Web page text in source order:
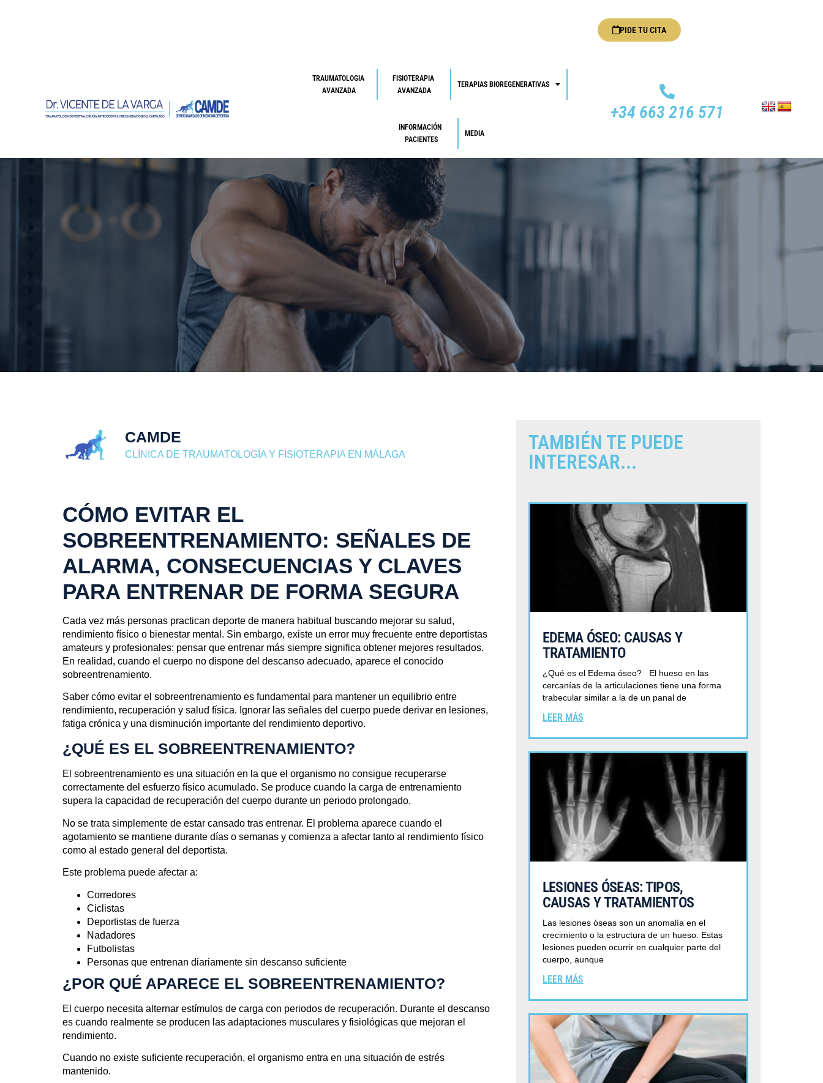
PIDE TU CITA
TRAUMATOLOGIA
AVANZADA
FISIOTERAPIA
AVANZADA
TERAPIAS BIOREGENERATIVAS
INFORMACIÓN
PACIENTES
MEDIA
+34 663 216 571
Blog
Mayo 14, 2026
CAMDE
CLÍNICA DE TRAUMATOLOGÍA Y FISIOTERAPIA EN MÁLAGA
CÓMO EVITAR EL
SOBREENTRENAMIENTO: SEÑALES DE
ALARMA, CONSECUENCIAS Y CLAVES
PARA ENTRENAR DE FORMA SEGURA
Cada vez más personas practican deporte de manera habitual buscando mejorar su salud,
rendimiento físico o bienestar mental. Sin embargo, existe un error muy frecuente entre deportistas
amateurs y profesionales: pensar que entrenar más siempre significa obtener mejores resultados.
En realidad, cuando el cuerpo no dispone del descanso adecuado, aparece el conocido
sobreentrenamiento.
Saber cómo evitar el sobreentrenamiento es fundamental para mantener un equilibrio entre
rendimiento, recuperación y salud física. Ignorar las señales del cuerpo puede derivar en lesiones,
fatiga crónica y una disminución importante del rendimiento deportivo.
¿QUÉ ES EL SOBREENTRENAMIENTO?
El sobreentrenamiento es una situación en la que el organismo no consigue recuperarse
correctamente del esfuerzo físico acumulado. Se produce cuando la carga de entrenamiento
supera la capacidad de recuperación del cuerpo durante un periodo prolongado.
No se trata simplemente de estar cansado tras entrenar. El problema aparece cuando el
agotamiento se mantiene durante días o semanas y comienza a afectar tanto al rendimiento físico
como al estado general del deportista.
Este problema puede afectar a:
Corredores
Ciclistas
Deportistas de fuerza
Nadadores
Futbolistas
Personas que entrenan diariamente sin descanso suficiente
¿POR QUÉ APARECE EL SOBREENTRENAMIENTO?
El cuerpo necesita alternar estímulos de carga con periodos de recuperación. Durante el descanso
es cuando realmente se producen las adaptaciones musculares y fisiológicas que mejoran el
rendimiento.
Cuando no existe suficiente recuperación, el organismo entra en una situación de estrés
mantenido.
TAMBIÉN TE PUEDE
INTERESAR...
EDEMA ÓSEO: CAUSAS Y
TRATAMIENTO
¿Qué es el Edema óseo? El hueso en las
cercanías de la articulaciones tiene una forma
trabecular similar a la de un panal de
LEER MÁS
LESIONES ÓSEAS: TIPOS,
CAUSAS Y TRATAMIENTOS
Las lesiones óseas son un anomalía en el
crecimiento o la estructura de un hueso. Estas
lesiones pueden ocurrir en cualquier parte del
cuerpo, aunque
LEER MÁS